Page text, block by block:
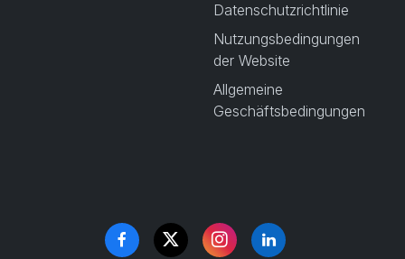
Datenschutzrichtlinie
Nutzungsbedingungen
der Website
Allgemeine
Geschäftsbedingungen